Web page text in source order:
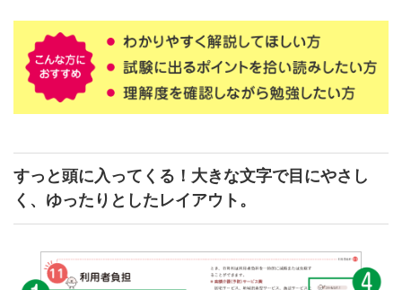
すっと頭に入ってくる！大きな文字で目にやさし
く、ゆったりとしたレイアウト。